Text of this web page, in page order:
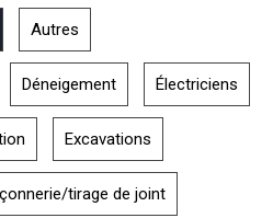
Autres
Déneigement Électriciens
Excavations
tirage de joint